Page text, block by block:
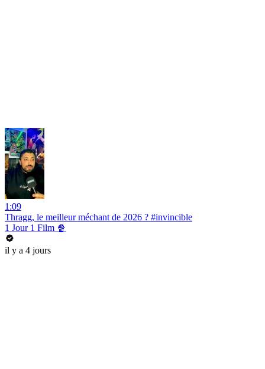
1:09
Thragg, le meilleur méchant de 2026 ? #invincible
1 Jour 1 Film 🍿
il y a 4 jours